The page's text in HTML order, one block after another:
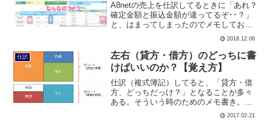
A8netの売上を仕訳してるときに「あれ？
確定金額と振込金額が違ってるぞ･･？」
と、はまってしまったのでメモしておき
ます。A8netで報酬を確認する時→「振込
レポート」から確認するようにする結論
から先に書くとA8netで報酬を確認すると
きは...
2018.12.06
仕訳
左右（貸方・借方）のどっちに書
けばいいのか？【覚え方】
仕訳（複式簿記）してると、「貸方・借
方、どっちだっけ？」となることが多々
ある。そういう時のためのメモ書き。
（自分用）貸方・借方の位置いろいろな
本で紹介されてるけど、貸方・借方の位
2017.02.21